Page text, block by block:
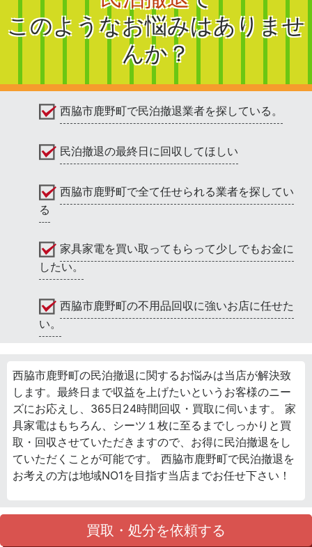
このようなお悩みはありませ
んか？
西脇市鹿野町で民泊撤退業者を探している。
民泊撤退の最終日に回収してほしい
西脇市鹿野町で全て任せられる業者を探してい
る
家具家電を買い取ってもらって少しでもお金に
したい。
西脇市鹿野町の不用品回収に強いお店に任せた
い。
西脇市鹿野町の民泊撤退に関するお悩みは当店が解決致
します。最終日まで収益を上げたいというお客様のニー
ズにお応えし、365日24時間回収・買取に伺います。 家
具家電はもちろん、シーツ１枚に至るまでしっかりと買
取・回収させていただきますので、お得に民泊撤退をし
ていただくことが可能です。 西脇市鹿野町で民泊撤退を
お考えの方は地域NO1を目指す当店までお任せ下さい！
買取・処分を依頼する